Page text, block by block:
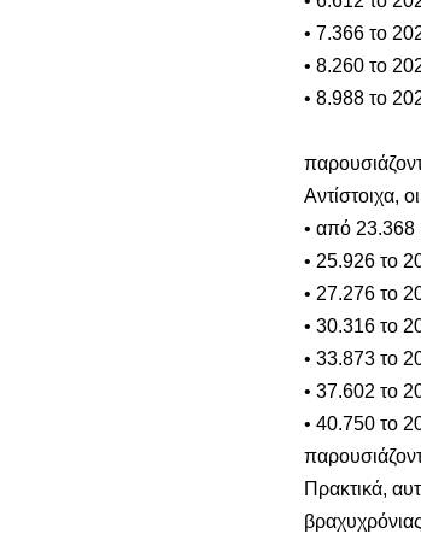
• 7.366 το
• 8.260 το
• 8.988 το
Αντίστοιχα,
• από 23.368
• 25.926 το
• 27.276 το
• 30.316 το
• 33.873 το
• 37.602 το
• 40.750 το
Πρακτικά,